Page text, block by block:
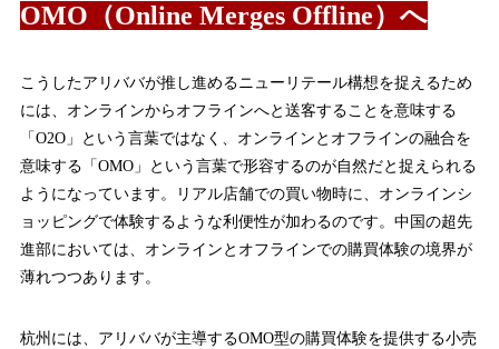
OMO（Online Merges Offline）へ
こうしたアリババが推し進めるニューリテール構想を捉えるため
には、オンラインからオフラインへと送客することを意味する
「O2O」という言葉ではなく、オンラインとオフラインの融合を
意味する「OMO」という言葉で形容するのが自然だと捉えられる
ようになっています。リアル店舗での買い物時に、オンラインシ
ョッピングで体験するような利便性が加わるのです。中国の超先
進部においては、オンラインとオフラインでの購買体験の境界が
薄れつつあります。
杭州には、アリババが主導するOMO型の購買体験を提供する小売